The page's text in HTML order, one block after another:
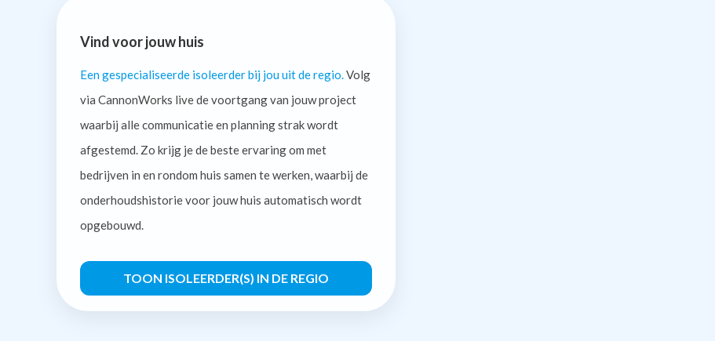
Vind voor jouw huis
Een gespecialiseerde isoleerder bij jou uit de regio. Volg
via CannonWorks live de voortgang van jouw project
waarbij alle communicatie en planning strak wordt
afgestemd. Zo krijg je de beste ervaring om met
bedrijven in en rondom huis samen te werken, waarbij de
onderhoudshistorie voor jouw huis automatisch wordt
opgebouwd.
TOON ISOLEERDER(S) IN DE REGIO